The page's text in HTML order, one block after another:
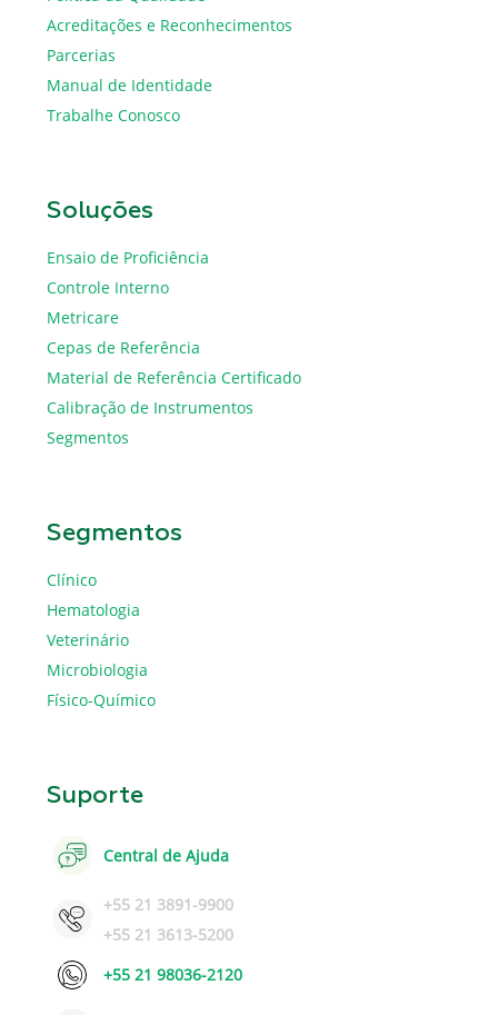
Acreditações e Reconhecimentos
Parcerias
Manual de Identidade
Trabalhe Conosco
Soluções
Ensaio de Proficiência
Controle Interno
Metricare
Cepas de Referência
Material de Referência Certificado
Calibração de Instrumentos
Segmentos
Segmentos
Clínico
Hematologia
Veterinário
Microbiologia
Físico-Químico
Suporte
Central de Ajuda
+55 21 3891-9900
+55 21 3613-5200
+55 21 98036-2120